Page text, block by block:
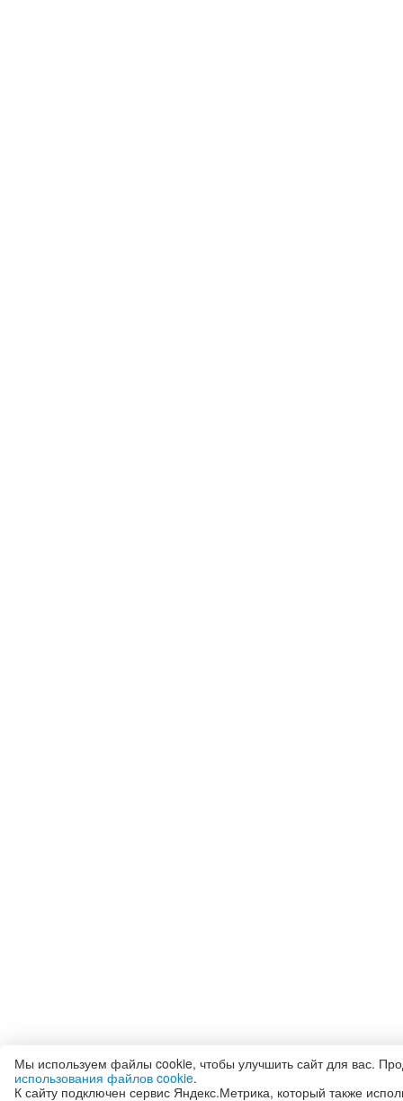
Мы используем файлы cookie, чтобы улучшить сайт для вас.
использования файлов cookie.
К сайту подключен сервис Яндекс.Метрика, который также